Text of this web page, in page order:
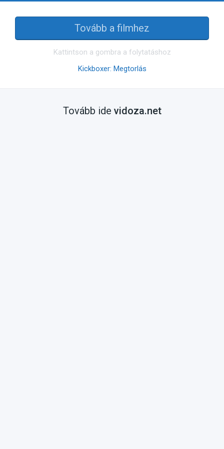
Tovább a filmhez
Kattintson a gombra a folytatáshoz
Kickboxer: Megtorlás
Tovább ide vidoza.net